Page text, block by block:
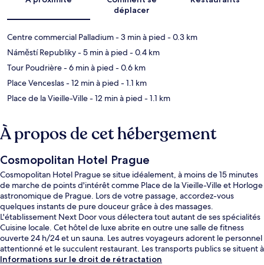
déplacer
Centre commercial Palladium- 3 min à pied - 0.3 km
Náměstí Republiky- 5 min à pied - 0.4 km
Tour Poudrière- 6 min à pied - 0.6 km
Place Venceslas- 12 min à pied - 1.1 km
Place de la Vieille-Ville- 12 min à pied - 1.1 km
À propos de cet hébergement
Cosmopolitan Hotel Prague
Cosmopolitan Hotel Prague se situe idéalement, à moins de 15 minutes
de marche de points d'intérêt comme Place de la Vieille-Ville et Horloge
astronomique de Prague. Lors de votre passage, accordez-vous
quelques instants de pure douceur grâce à des massages.
L'établissement Next Door vous délectera tout autant de ses spécialités
Cuisine locale. Cet hôtel de luxe abrite en outre une salle de fitness
ouverte 24 h/24 et un sauna. Les autres voyageurs adorent le personnel
attentionné et le succulent restaurant. Les transports publics se situent à
une courte distance à pied : Arrêt de tram Masarykovo Nádraží est à 3
Informations sur le droit de rétractation